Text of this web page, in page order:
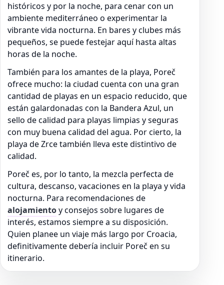
históricos y por la noche, para cenar con un
ambiente mediterráneo o experimentar la
vibrante vida nocturna. En bares y clubes más
pequeños, se puede festejar aquí hasta altas
horas de la noche.
También para los amantes de la playa, Poreč
ofrece mucho: la ciudad cuenta con una gran
cantidad de playas en un espacio reducido, que
están galardonadas con la Bandera Azul, un
sello de calidad para playas limpias y seguras
con muy buena calidad del agua. Por cierto, la
playa de Zrce también lleva este distintivo de
calidad.
Poreč es, por lo tanto, la mezcla perfecta de
cultura, descanso, vacaciones en la playa y vida
nocturna. Para recomendaciones de
alojamientoy consejos sobre lugares de
interés, estamos siempre a su disposición.
Quien planee un viaje más largo por Croacia,
definitivamente debería incluir Poreč en su
itinerario.